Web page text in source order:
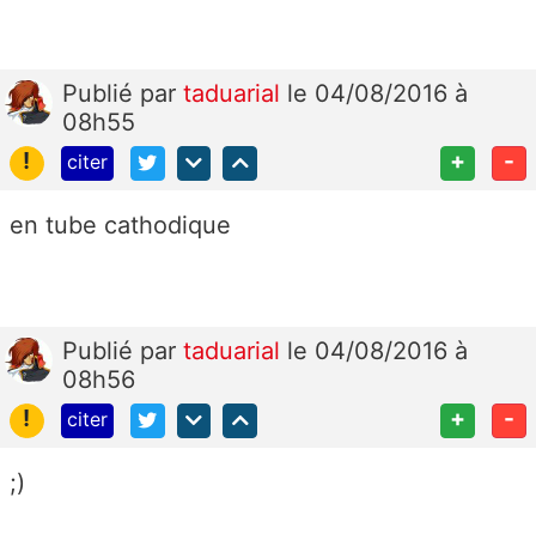
Publié par taduarial le 04/08/2016 à
08h55
!
citer + -
en tube cathodique
Publié par taduarial le 04/08/2016 à
08h56
!
citer + -
;)